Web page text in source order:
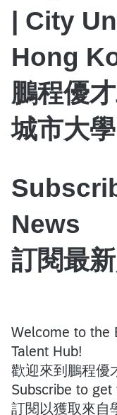
| City
Hong
鵬程優
城市大學
News
訂閱最
Welcome to the
Talent Hub!
歡迎來到鵬程優
Subscribe to
訂閱以獲取來自